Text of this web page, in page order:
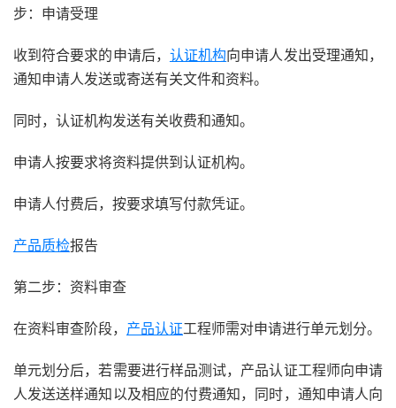
步：申请受理
收到符合要求的申请后， 认证机构向申请人发出受理通知，
通知申请人发送或寄送有关文件和资料。
同时，认证机构发送有关收费和通知。
申请人按要求将资料提供到认证机构。
申请人付费后，按要求填写付款凭证。
产品质检报告
第二步：资料审查
在资料审查阶段， 产品认证工程师需对申请进行单元划分。
单元划分后，若需要进行样品测试，产品认证工程师向申请
人发送送样通知以及相应的付费通知，同时，通知申请人向